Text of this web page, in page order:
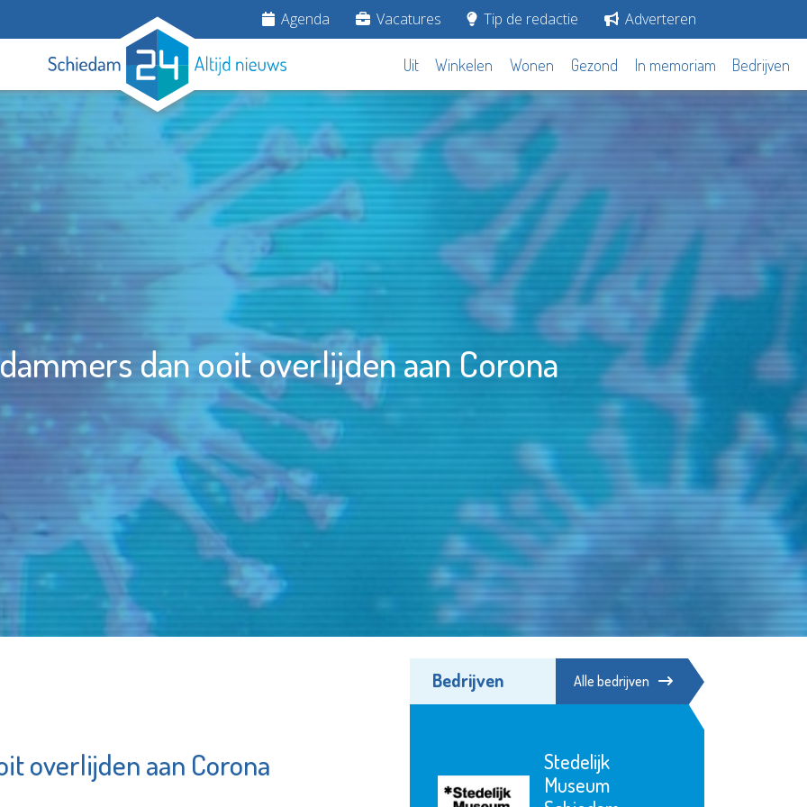
Agenda Vacatures Tip de redactie Adverteren
Uit Winkelen Wonen Gezond In memoriam Bedrijven
dan ooit overlijden aan Corona
overlijden aan Corona
Bedrijven Alle bedrijven
Stedelijk
Museum
Irado